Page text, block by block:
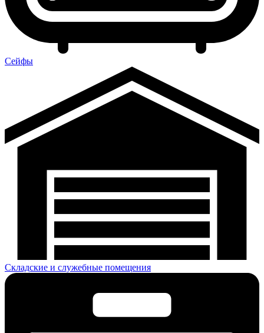
Сейфы
Складские и служебные помещения